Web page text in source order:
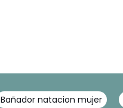
Bañador natacion mujer